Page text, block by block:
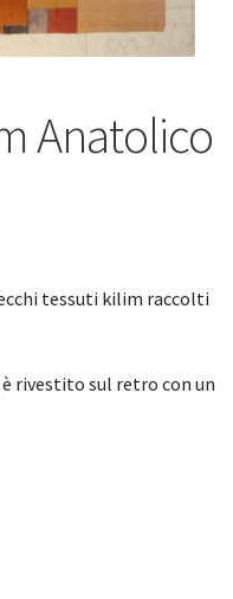
Anatolico
tessuti kilim raccolti
rivestito sul retro con un